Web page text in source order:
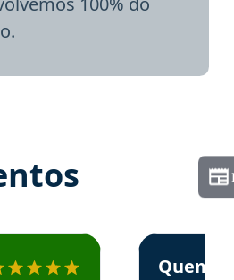
o Aprova Concursos em
Estudante
Quem